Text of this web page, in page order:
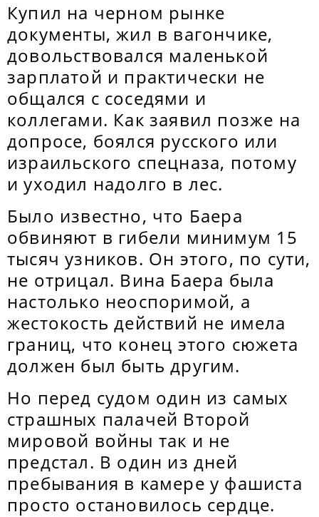
Купил на черном рынке
документы, жил в вагончике,
довольствовался маленькой
зарплатой и практически не
общался с соседями и
коллегами. Как заявил позже на
допросе, боялся русского или
израильского спецназа, потому
и уходил надолго в лес.
Было известно, что Баера
обвиняют в гибели минимум 15
тысяч узников. Он этого, по сути,
не отрицал. Вина Баера была
настолько неоспоримой, а
жестокость действий не имела
границ, что конец этого сюжета
должен был быть другим.
Но перед судом один из самых
страшных палачей Второй
мировой войны так и не
предстал. В один из дней
пребывания в камере у фашиста
просто остановилось сердце.